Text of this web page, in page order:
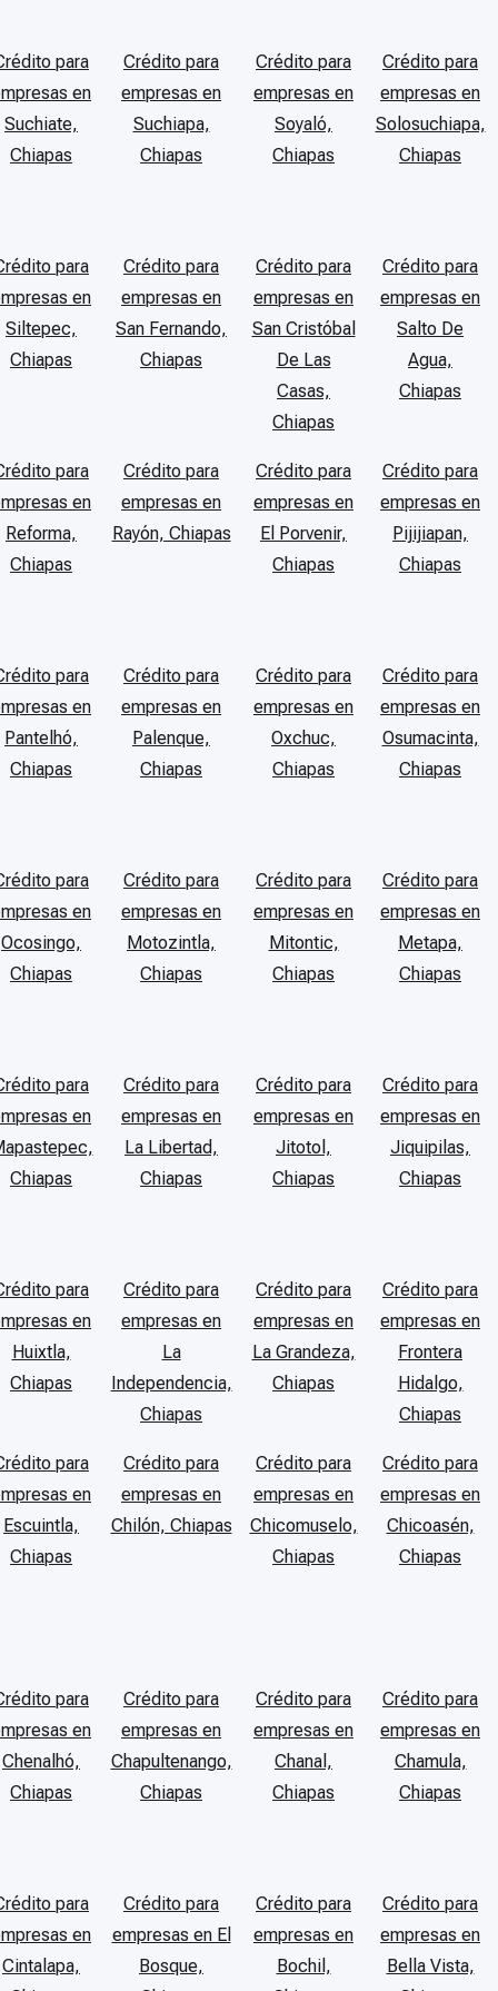
para
en
Suchiate,
Chiapas
Crédito para
empresas en
Suchiapa,
Chiapas
Crédito para
empresas en
Soyaló,
Chiapas
Crédito para
empresas en
Solosuchiapa,
Chiapas
para
en
Siltepec,
Chiapas
Crédito para
empresas en
San Fernando,
Chiapas
Crédito para
empresas en
San Cristóbal
De Las
Casas,
Chiapas
Crédito para
empresas en
Salto De
Agua,
Chiapas
para
en
Reforma,
Chiapas
Crédito para
empresas en
Rayón, Chiapas
Crédito para
empresas en
El Porvenir,
Chiapas
Crédito para
empresas en
Pijijiapan,
Chiapas
para
en
Pantelhó,
Chiapas
Crédito para
empresas en
Palenque,
Chiapas
Crédito para
empresas en
Oxchuc,
Chiapas
Crédito para
empresas en
Osumacinta,
Chiapas
para
en
Ocosingo,
Chiapas
Crédito para
empresas en
Motozintla,
Chiapas
Crédito para
empresas en
Mitontic,
Chiapas
Crédito para
empresas en
Metapa,
Chiapas
para
en
Chiapas
Crédito para
empresas en
La Libertad,
Chiapas
Crédito para
empresas en
Jitotol,
Chiapas
Crédito para
empresas en
Jiquipilas,
Chiapas
para
en
Huixtla,
Chiapas
Crédito para
empresas en
La
Independencia,
Chiapas
Crédito para
empresas en
La Grandeza,
Chiapas
Crédito para
empresas en
Frontera
Hidalgo,
Chiapas
para
en
Escuintla,
Chiapas
Crédito para
empresas en
Chilón, Chiapas
Crédito para
empresas en
Chicomuselo,
Chiapas
Crédito para
empresas en
Chicoasén,
Chiapas
para
en
Chenalhó,
Chiapas
Crédito para
empresas en
Chapultenango,
Chiapas
Crédito para
empresas en
Chanal,
Chiapas
Crédito para
empresas en
Chamula,
Chiapas
para
en
Cintalapa,
Crédito para
empresas en El
Bosque,
Crédito para
empresas en
Bochil,
Crédito para
empresas en
Bella Vista,